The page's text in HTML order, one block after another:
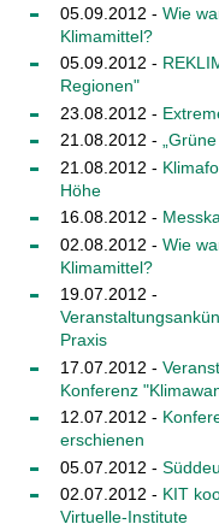
05.09.2012 - Wie
Klimamittel?
05.09.2012 -
Regionen"
23.08.2012 -
21.08.2012 -
21.08.2012 -
Höhe
16.08.2012 -
02.08.2012 - Wie
Klimamittel?
19.07.2012 -
Praxis
17.07.2012 -
Konferenz
12.07.2012 -
erschienen
05.07.2012 -
02.07.2012 - KIT
Virtuelle-Institute